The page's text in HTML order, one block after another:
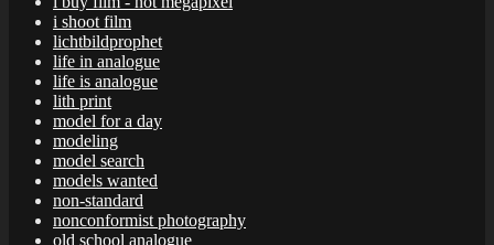
i shoot film
lichtbildprophet
life in analogue
life is analogue
lith print
model for a day
modeling
model search
models wanted
non-standard
nonconformist photography
old school analogue